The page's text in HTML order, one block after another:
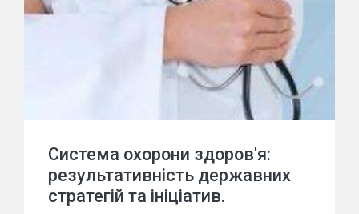
Система охорони здоров'я:
результативність державних
стратегій та ініціатив.